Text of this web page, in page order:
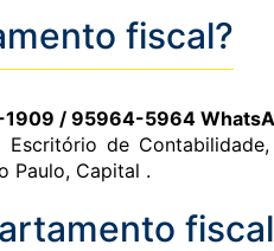
fiscal?
1909 / 95964-5964
Escritório de
Paulo, Capital .